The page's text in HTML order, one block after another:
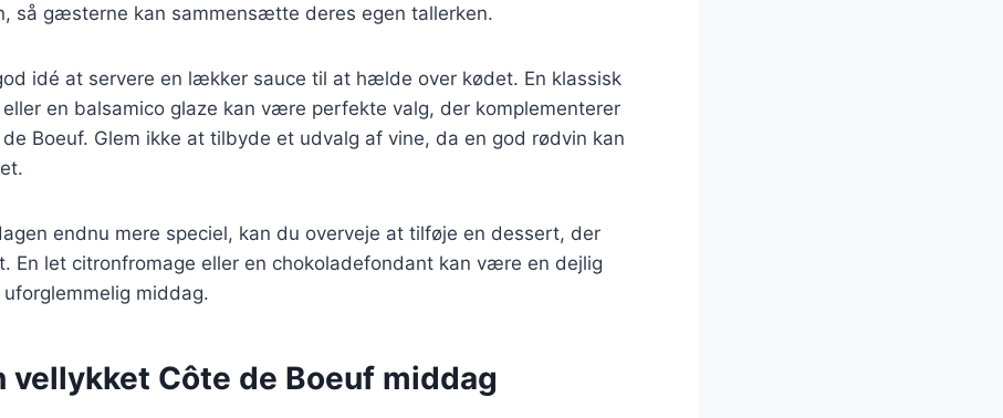
så gæsterne kan sammensætte deres egen tallerken.
idé at servere en lækker sauce til at hælde over kødet. En klassisk
en balsamico glaze kan være perfekte valg, der komplementerer
Boeuf. Glem ikke at tilbyde et udvalg af vine, da en god rødvin kan
endnu mere speciel, kan du overveje at tilføje en dessert, der
En let citronfromage eller en chokoladefondant kan være en dejlig
middag.
vellykket Côte de Boeuf middag